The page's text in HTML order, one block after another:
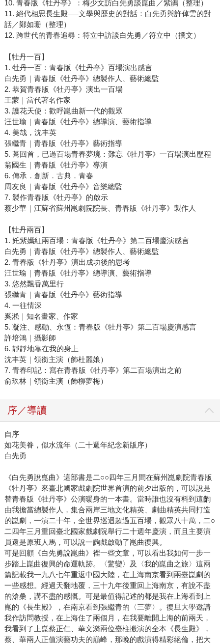
10. 青春版《牡丹亭》：梅少文訪白先勇談崑曲／紫鵑（整理）
11. 絕代相思長生殿──文學與歷史的對話：白先勇與許倬雲的對
話／鄭如珊（整理）
12. 跨世代的青春追尋：符立中訪談白先勇／符立中（撰文）
【牡丹一百】
1. 牡丹一百：青春版《牡丹亭》百場演出感言
白先勇｜青春版《牡丹亭》總製作人、藝術總監
2. 恭賀青春版《牡丹亭》演出一百場
王蒙｜當代著名作家
3. 護花天使：歡呼崑曲新一代的觀眾
汪世瑜｜青春版《牡丹亭》總導演、藝術指導
4. 美哉，沈丰英
張繼青｜青春版《牡丹亭》藝術指導
5. 驀回首，已過百場青春夢境：難忘《牡丹亭》一百場演出歷程
翁國生｜青春版《牡丹亭》導演
6. 傳承．創新．古典．青春
周友良｜青春版《牡丹亭》音樂總監
7. 製作青春版《牡丹亭》的啟示
蔡少華｜江蘇省蘇州崑劇院院長、青春版《牡丹亭》製作人
【牡丹兩百】
1. 奼紫嫣紅兩百場：青春版《牡丹亭》第二百場慶演感言
白先勇｜青春版《牡丹亭》總製作人、藝術總監
2. 青春版《牡丹亭》演出成功後的思考
汪世瑜｜青春版《牡丹亭》總導演、藝術指導
3. 悠然飄香萬里行
張繼青｜青春版《牡丹亭》藝術指導
4. 一往情深
奚淞｜知名畫家、作家
5. 凝注、感動、永恆：青春版《牡丹亭》第二百場慶演感言
許培鴻｜攝影師
6. 靜靜地靠在我的身上
沈丰英｜領銜主演（飾杜麗娘）
7. 青春印記：寫在青春版《牡丹亭》第二百場演出之前
俞玖林｜領銜主演（飾柳夢梅）
序／導讀
自序
如花美眷，似水流年（二十週年紀念新版序）
白先勇
《白先勇說崑曲》這部書是二○○四年三月間在蘇州崑劇院青春版
《牡丹亭》來臺北國家戲劇院世界首演的前夕出版的，可以說是
替青春版《牡丹亭》公演暖身的一本書。當時誰也沒有料到這齣
由我擔當總製作人，集合兩岸三地文化精英、劇曲精英共同打造
的崑劇，一演二十年，全世界巡迴超過五百場，觀眾八十萬，二○
二四年三月重回臺北國家戲劇院舉行二十週年慶演，而且主要演
員還是原班人馬，可以說一齣戲啟動了崑曲復興。
可是回顧《白先勇說崑曲》裡一些文章，可以看出我如何一步一
步踏上崑曲復興的命運軌跡。〈驚變〉及〈我的崑曲之旅〉這兩
篇記載我一九八七年重返中國大陸，在上海南京看到兩臺崑劇的
一些感想。經過天翻地覆，三十九年後重回上海南京，有說不盡
的滄桑，講不盡的感慨。可是最值得記述的都是我在上海看到上
崑的《長生殿》，在南京看到張繼青的〈三夢〉。復旦大學邀請
我作訪問教授，在上海住了兩個月，在我要離開上海的前兩天，
我看到了上崑蔡正仁、華文漪兩位臺柱搬演的全本《長生殿》，
蔡、華兩人正值演藝功夫的巔峰，那晚的戲演得精彩絕倫，把大